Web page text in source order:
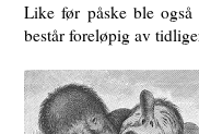
Like før påske ble
består foreløpig av